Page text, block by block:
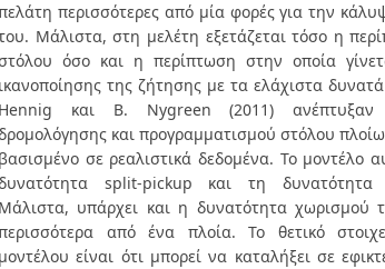
περισσότερες από μία φορές για την
Μάλιστα, στη μελέτη εξετάζεται τόσο η
όσο και η περίπτωση στην οποία
ικανοποίησης της ζήτησης με τα ελάχιστα
Hennig και B. Nygreen (2011) ανέπτυξαν
και προγραμματισμού στόλου
βασισμένο σε ρεαλιστικά δεδομένα. Το μοντέλο
split-pickup και τη
Μάλιστα, υπάρχει και η δυνατότητα χωρισμού
από ένα πλοία. Το θετικό
μοντέλου είναι ότι μπορεί να καταλήξει σε